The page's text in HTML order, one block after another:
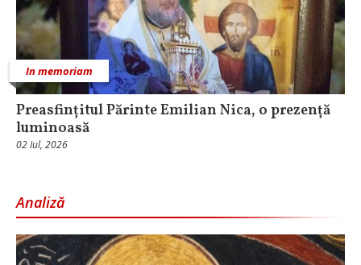
In memoriam
Preasfințitul Părinte Emilian Nica, o prezență
luminoasă
02 Iul, 2026
Analiză